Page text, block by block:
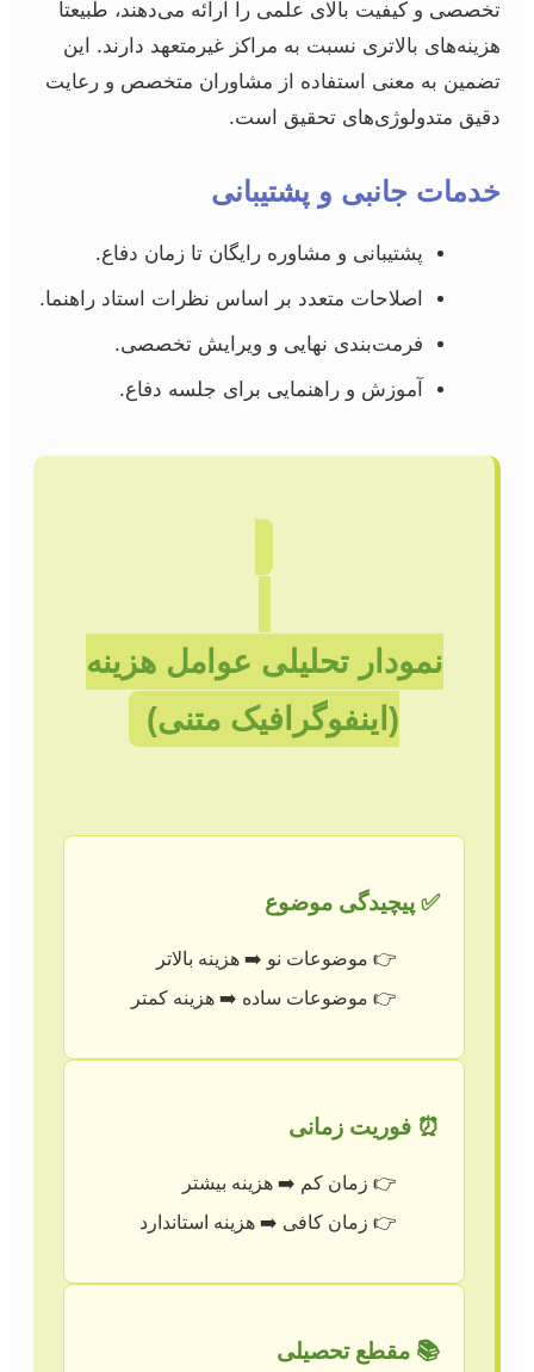
تخصصی و کیفیت بالای علمی را ارائه می‌دهند، طبیعتاً
هزینه‌های بالاتری نسبت به مراکز غیرمتعهد دارند. این
تضمین به معنی استفاده از مشاوران متخصص و رعایت
دقیق متدولوژی‌های تحقیق است.
خدمات جانبی و پشتیبانی
پشتیبانی و مشاوره رایگان تا زمان دفاع.
اصلاحات متعدد بر اساس نظرات استاد راهنما.
فرمت‌بندی نهایی و ویرایش تخصصی.
آموزش و راهنمایی برای جلسه دفاع.
نمودار تحلیلی عوامل هزینه
(اینفوگرافیک متنی)
✅ پیچیدگی موضوع
موضوعات نو ➡️ هزینه بالاتر
موضوعات ساده ➡️ هزینه کمتر
⏰ فوریت زمانی
زمان کم ➡️ هزینه بیشتر
زمان کافی ➡️ هزینه استاندارد
📚 مقطع تحصیلی